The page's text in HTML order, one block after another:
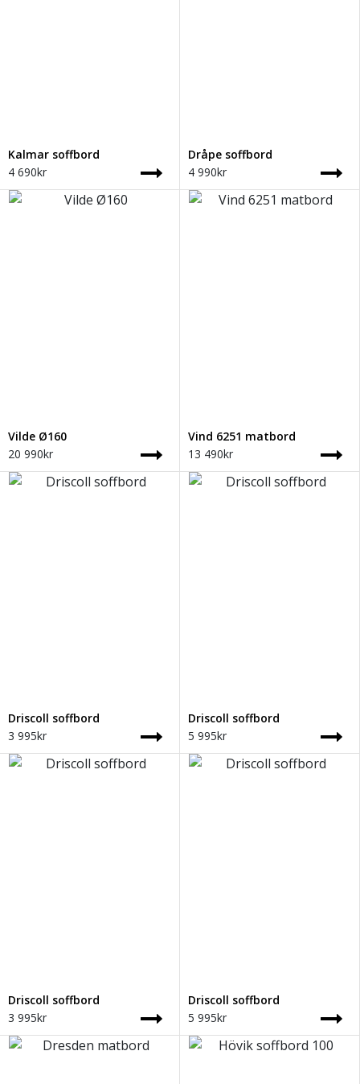
Kalmar soffbord
4 690kr
Dråpe soffbord
4 990kr
Vilde Ø160
20 990kr
Vind 6251 matbord
13 490kr
Driscoll soffbord
3 995kr
Driscoll soffbord
5 995kr
Driscoll soffbord
3 995kr
Driscoll soffbord
5 995kr